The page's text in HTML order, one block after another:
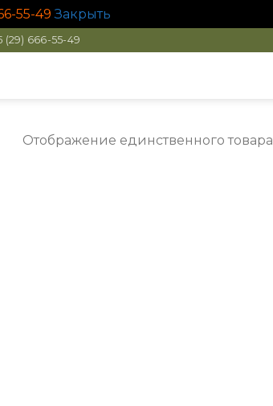
55-49 Закрыть
(29) 666-55-49
Отображение единственного товара